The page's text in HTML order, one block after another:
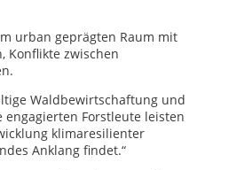
urban geprägten Raum mit
Konflikte zwischen
Waldbewirtschaftung und
Forstleute leisten
klimaresilienter
Anklang findet.“